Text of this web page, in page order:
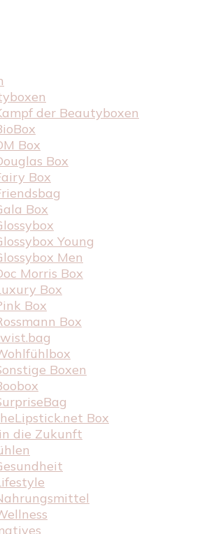
der Beautyboxen
Box
Box
Box
Box
Young
Men
Morris Box
Box
Box
Box
Boxen
Box
die Zukunft